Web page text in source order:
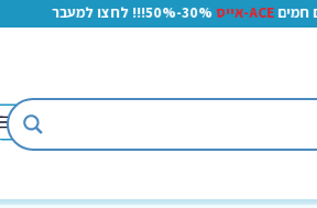
ACE-אייס 30%-50%!!! לחצו למעבר